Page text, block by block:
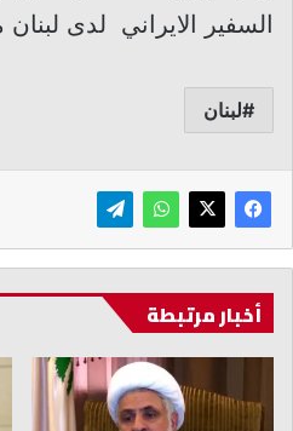
السفير الايراني لدى
لبنان
أخبار مرتبطة